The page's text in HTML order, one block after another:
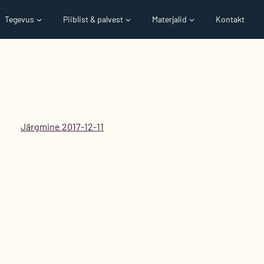
Tegevus Piiblist & palvest Materjalid Kontakt
Järgmine 2017-12-11